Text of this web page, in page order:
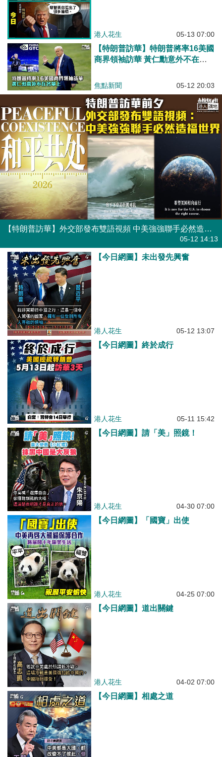
港人花生 05-13 07:00
【特朗普訪華】特朗普將率16美國
商界領袖訪華 黃仁勳意外不在名
焦點新聞 05-12 20:03
【特朗普訪華】外交部發布雙語視頻 中美強強聯手必然造福世界
05-12 14:13
【今日網圖】未出發先興奮
港人花生 05-12 13:07
【今日網圖】終於成行
港人花生 05-11 15:42
【今日網圖】請「美」照鏡！
港人花生 04-30 07:00
【今日網圖】「國寶」出使
港人花生 04-25 07:00
【今日網圖】道出關鍵
港人花生 04-02 07:00
【今日網圖】相處之道